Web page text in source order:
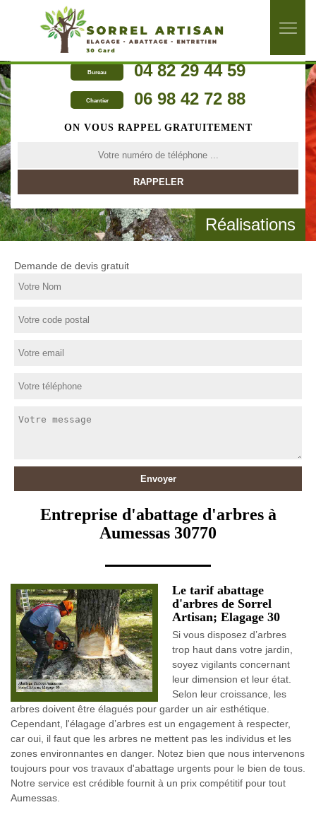
Bureau 04 82 29 44 59
Chantier 06 98 42 72 88
ON VOUS RAPPEL GRATUITEMENT
Réalisations
Demande de devis gratuit
Entreprise d'abattage d'arbres à
Aumessas 30770
Le tarif abattage
d'arbres de Sorrel
Artisan; Elagage 30
Si vous disposez d’arbres
trop haut dans votre jardin,
soyez vigilants concernant
leur dimension et leur état.
Selon leur croissance, les
arbres doivent être élagués pour garder un air esthétique.
Cependant, l'élagage d’arbres est un engagement à respecter,
car oui, il faut que les arbres ne mettent pas les individus et les
zones environnantes en danger. Notez bien que nous intervenons
toujours pour vos travaux d'abattage urgents pour le bien de tous.
Notre service est crédible fournit à un prix compétitif pour tout
Aumessas.